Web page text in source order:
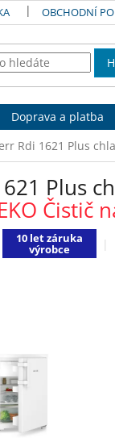
OBCHODNÍ
Doprava a platba
Rdi 1621 Plus
Plus
Čistič
10 let záruka
výrobce